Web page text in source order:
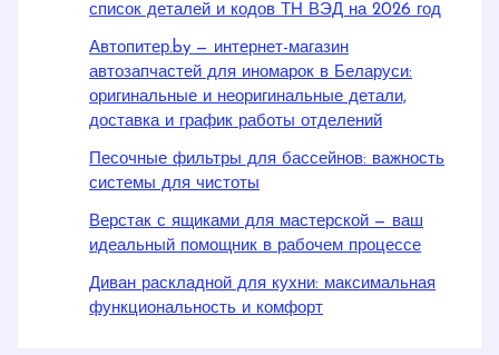
список деталей и кодов ТН ВЭД на 2026 год
Автопитер.by — интернет-магазин
автозапчастей для иномарок в Беларуси:
оригинальные и неоригинальные детали,
доставка и график работы отделений
Песочные фильтры для бассейнов: важность
системы для чистоты
Верстак с ящиками для мастерской — ваш
идеальный помощник в рабочем процессе
Диван раскладной для кухни: максимальная
функциональность и комфорт